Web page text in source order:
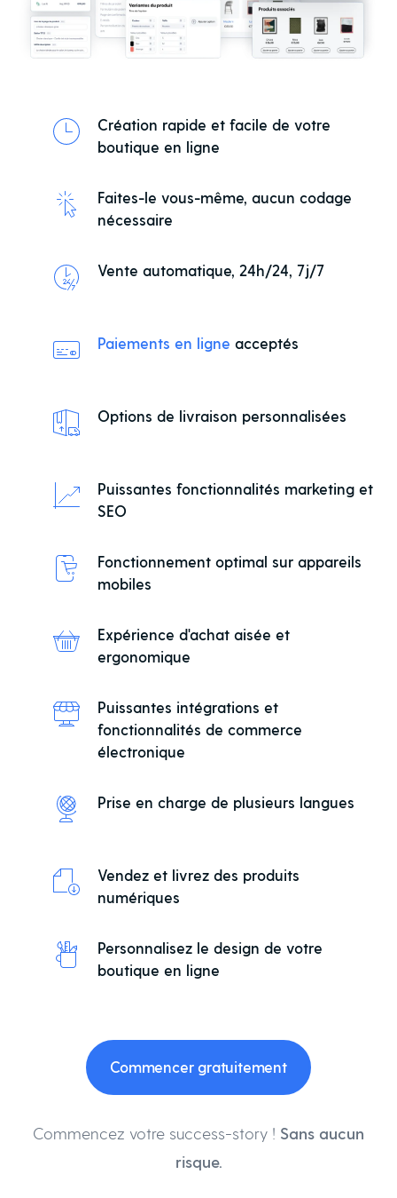
Création rapide et facile de votre
boutique en ligne
Faites-le vous-même, aucun codage
nécessaire
Vente automatique, 24h/24, 7j/7
Paiements en ligne acceptés
Options de livraison personnalisées
Puissantes fonctionnalités marketing et
SEO
Fonctionnement optimal sur appareils
mobiles
Expérience d'achat aisée et
ergonomique
Puissantes intégrations et
fonctionnalités de commerce
électronique
Prise en charge de plusieurs langues
Vendez et livrez des produits
numériques
Personnalisez le design de votre
boutique en ligne
Commencer gratuitement
Commencez votre success-story ! Sans aucun
risque.